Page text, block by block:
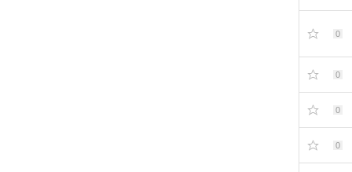
0
0
0
0